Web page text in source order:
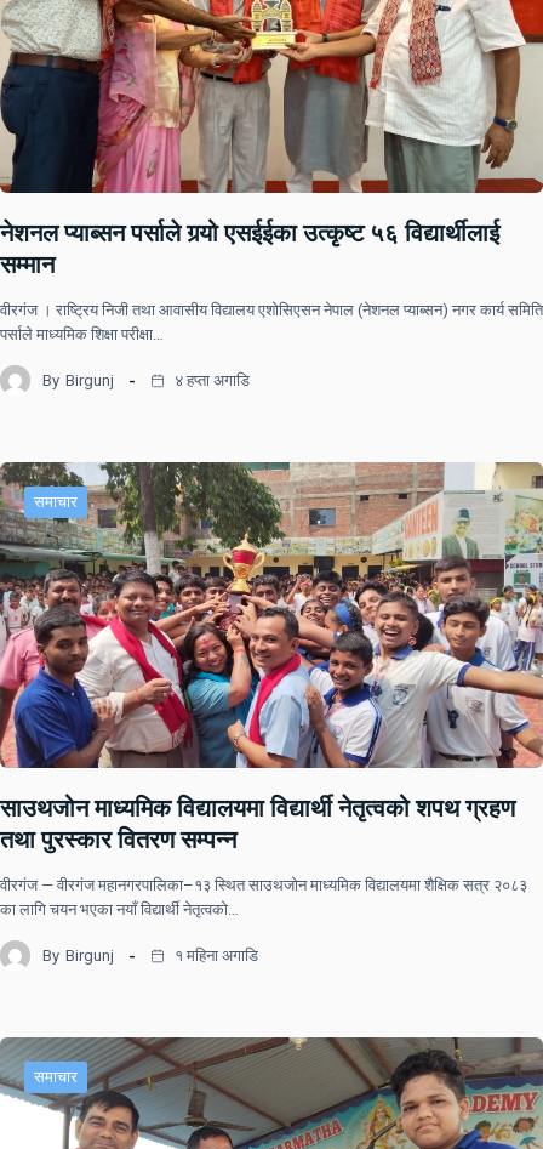
नेशनल प्याब्सन पर्साले गर्‍यो एसईईका उत्कृष्ट ५६ विद्यार्थीलाई
सम्मान
वीरगंज । राष्ट्रिय निजी तथा आवासीय विद्यालय एशोसिएसन नेपाल (नेशनल प्याब्सन) नगर कार्य समिति
पर्साले माध्यमिक शिक्षा परीक्षा…
By Birgunj ४ हप्ता अगाडि
समाचार
साउथजोन माध्यमिक विद्यालयमा विद्यार्थी नेतृत्वको शपथ ग्रहण
तथा पुरस्कार वितरण सम्पन्न
वीरगंज — वीरगंज महानगरपालिका–१३ स्थित साउथजोन माध्यमिक विद्यालयमा शैक्षिक सत्र २०८३
का लागि चयन भएका नयाँ विद्यार्थी नेतृत्वको…
By Birgunj १ महिना अगाडि
समाचार